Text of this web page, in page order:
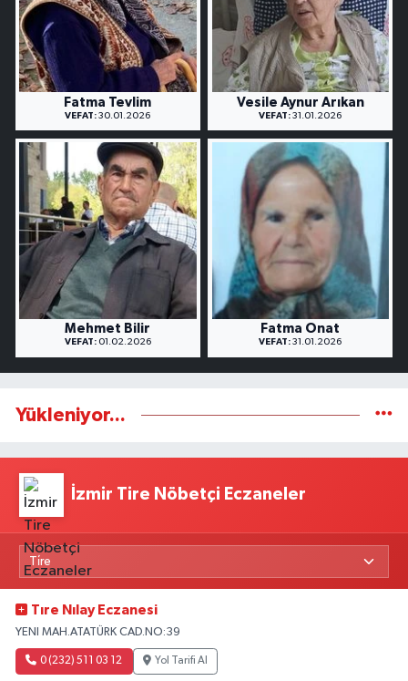
Fatma Tevlim
VEFAT: 30.01.2026
Vesile Aynur Arıkan
VEFAT: 31.01.2026
Mehmet Bilir
VEFAT:01.02.2026
Fatma Onat
VEFAT: 31.01.2026
Yükleniyor...
İzmir Tire Nöbetçi Eczaneler
Tıre Nılay Eczanesi
YENI MAH.ATATÜRK CAD.NO:39
0 (232) 511 03 12 Yol Tarifi Al